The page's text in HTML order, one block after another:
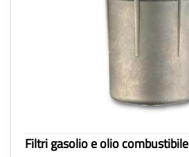
Filtri gasolio e olio combustibile